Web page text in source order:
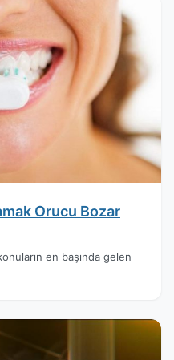
Orucu Bozar
en başında gelen